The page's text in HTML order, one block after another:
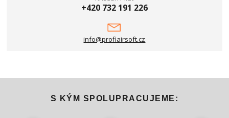
+420 732 191 226
info@profiairsoft.cz
S KÝM SPOLUPRACUJEME: